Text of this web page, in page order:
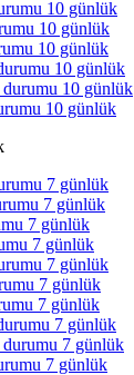
10 günlük
10 günlük
10 günlük
10 günlük
durumu 10 günlük
10 günlük
7 günlük
7 günlük
7 günlük
7 günlük
7 günlük
7 günlük
7 günlük
7 günlük
durumu 7 günlük
7 günlük